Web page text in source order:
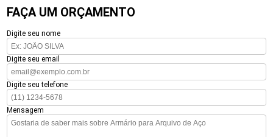
FAÇA UM ORÇAMENTO
Digite seu nome
Digite seu email
Digite seu telefone
Mensagem